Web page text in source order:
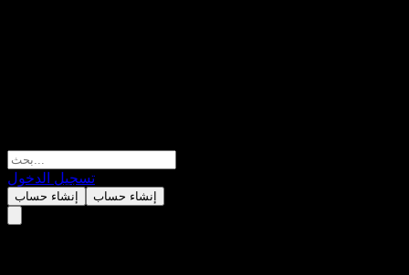
تسجيل الدخول
إنشاء حساب إنشاء حساب